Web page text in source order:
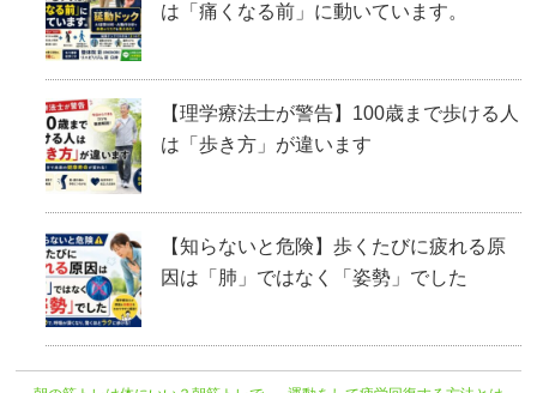
は「痛くなる前」に動いています。
【理学療法士が警告】100歳まで歩ける人
は「歩き方」が違います
【知らないと危険】歩くたびに疲れる原
因は「肺」ではなく「姿勢」でした